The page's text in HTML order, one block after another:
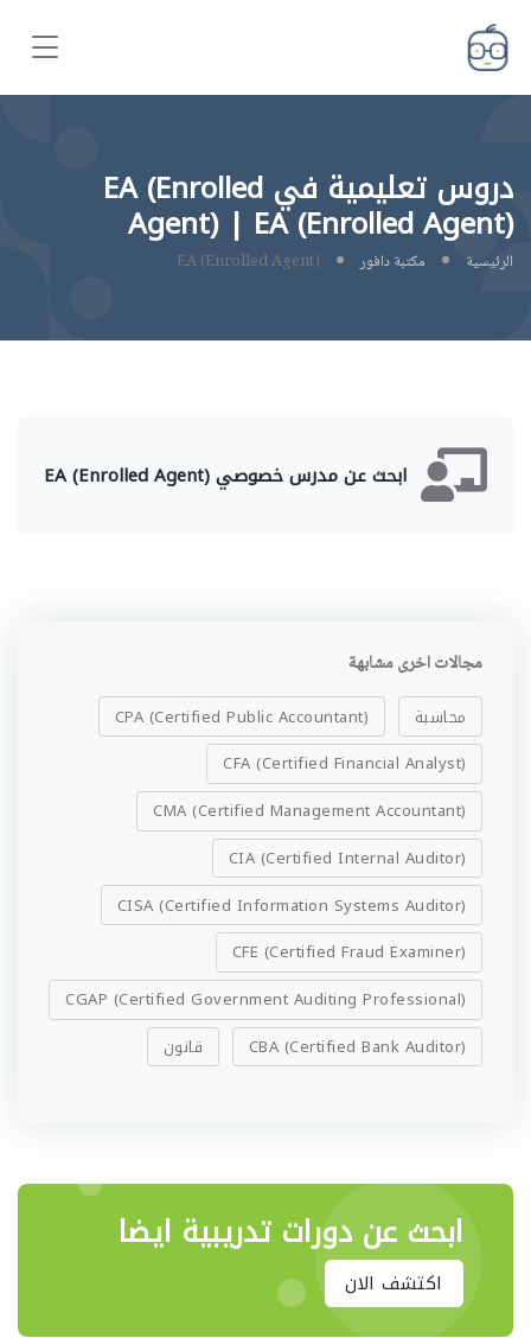
دروس تعليمية في EA (Enrolled
Agent) | EA (Enrolled Agent)
الرئيسية مكتبة دافور EA (Enrolled Agent)
ابحث عن مدرس خصوصي EA (Enrolled Agent)
مجالات اخرى مشابهة
محاسبة
CPA (Certified Public Accountant)
CFA (Certified Financial Analyst)
CMA (Certified Management Accountant)
CIA (Certified Internal Auditor)
CISA (Certified Information Systems Auditor)
CFE (Certified Fraud Examiner)
CGAP (Certified Government Auditing Professional)
CBA (Certified Bank Auditor)
قانون
ابحث عن دورات تدريبية ايضا
اكتشف الان